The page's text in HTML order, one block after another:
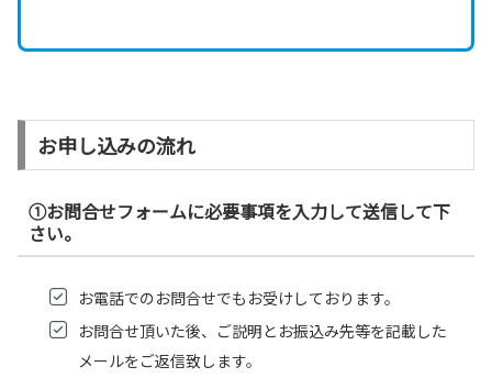
お申し込みの流れ
①お問合せフォームに必要事項を入力して送信して下
さい。
お電話でのお問合せでもお受けしております。
お問合せ頂いた後、ご説明とお振込み先等を記載した
メールをご返信致します。